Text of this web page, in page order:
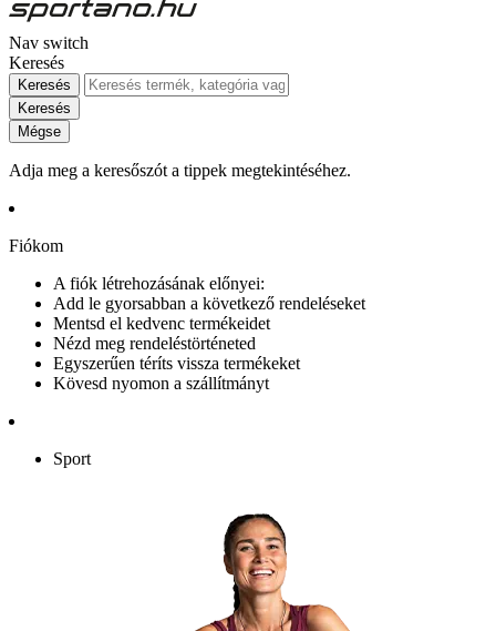
Nav switch
Keresés
Keresés
Keresés
Mégse
Adja meg a keresőszót a tippek megtekintéséhez.
Fiókom
A fiók létrehozásának előnyei:
Add le gyorsabban a következő rendeléseket
Mentsd el kedvenc termékeidet
Nézd meg rendeléstörténeted
Egyszerűen téríts vissza termékeket
Kövesd nyomon a szállítmányt
Sport